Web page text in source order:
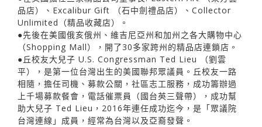
品店）、Excalibur Gift （石中劍禮品店）、Collector
Unlimited（精品收藏店）。
●先後在美國俄亥俄州、維吉尼亞州和加州之各大購物中心
（Shopping Mall），開了30多家跨州的精品店連鎖店。
●丘校友大兒子 U.S. Congressman Ted Lieu （劉雲
平），是第一位台灣出生的美國聯邦眾議員。丘校友一路
相隨，擔任司機、募款公關，社區志工服務，成功籌辦過
上千場募款餐會，電話催票員（國台英三聲帶），成功幫
助大兒子 Ted Lieu，2016年連任成功迄今，是「眾議院
台灣連線」成員，經常為台灣以及亞裔發聲。